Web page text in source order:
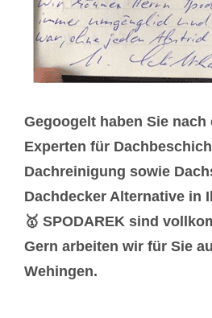
Gegoogelt haben Sie nach
Experten für
Dachreinigung sowie
Dachdecker Alternative in
🥇 SPODAREK sind
Gern arbeiten wir für Sie
Wehingen.